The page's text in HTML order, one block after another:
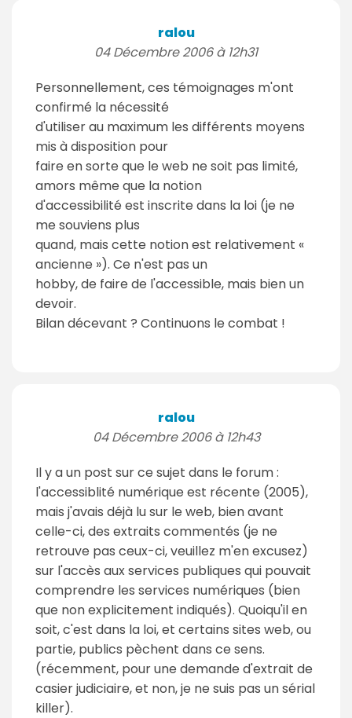
ralou
04 Décembre 2006 à 12h31
Personnellement, ces témoignages m'ont
confirmé la nécessité
d'utiliser au maximum les différents moyens
mis à disposition pour
faire en sorte que le web ne soit pas limité,
amors même que la notion
d'accessibilité est inscrite dans la loi (je ne
me souviens plus
quand, mais cette notion est relativement «
ancienne »). Ce n'est pas un
hobby, de faire de l'accessible, mais bien un
devoir.
Bilan décevant ? Continuons le combat !
ralou
04 Décembre 2006 à 12h43
Il y a un post sur ce sujet dans le forum :
l'accessiblité numérique est récente (2005),
mais j'avais déjà lu sur le web, bien avant
celle-ci, des extraits commentés (je ne
retrouve pas ceux-ci, veuillez m'en excusez)
sur l'accès aux services publiques qui pouvait
comprendre les services numériques (bien
que non explicitement indiqués). Quoiqu'il en
soit, c'est dans la loi, et certains sites web, ou
partie, publics pèchent dans ce sens.
(récemment, pour une demande d'extrait de
casier judiciaire, et non, je ne suis pas un sérial
killer).